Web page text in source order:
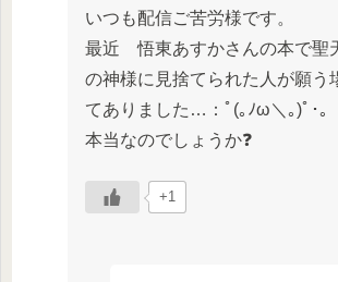
いつも配信ご苦労様です。
最近 悟東あすかさんの本で聖
の神様に見捨てられた人が願う
てありました…：ﾟ(｡ﾉω＼｡)ﾟ･｡
本当なのでしょうか❓
+1